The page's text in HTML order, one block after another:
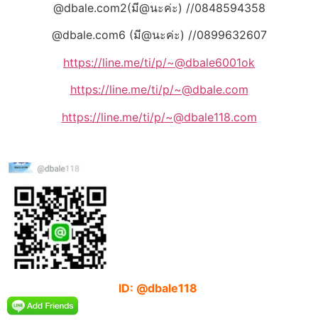
@dbale.com2(มี@นะค่ะ) //0848594358
@dbale.com6 (มี@นะค่ะ) //0899632607
https://line.me/ti/p/~@dbale6001ok
https://line.me/ti/p/~@dbale.com
https://line.me/ti/p/~@dbale118.com
ID: @dbale118